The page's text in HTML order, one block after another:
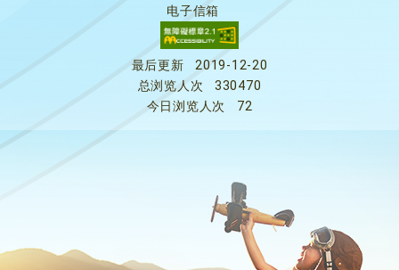
电子信箱
最后更新
2019-12-20
总浏览人次
330470
今日浏览人次
72